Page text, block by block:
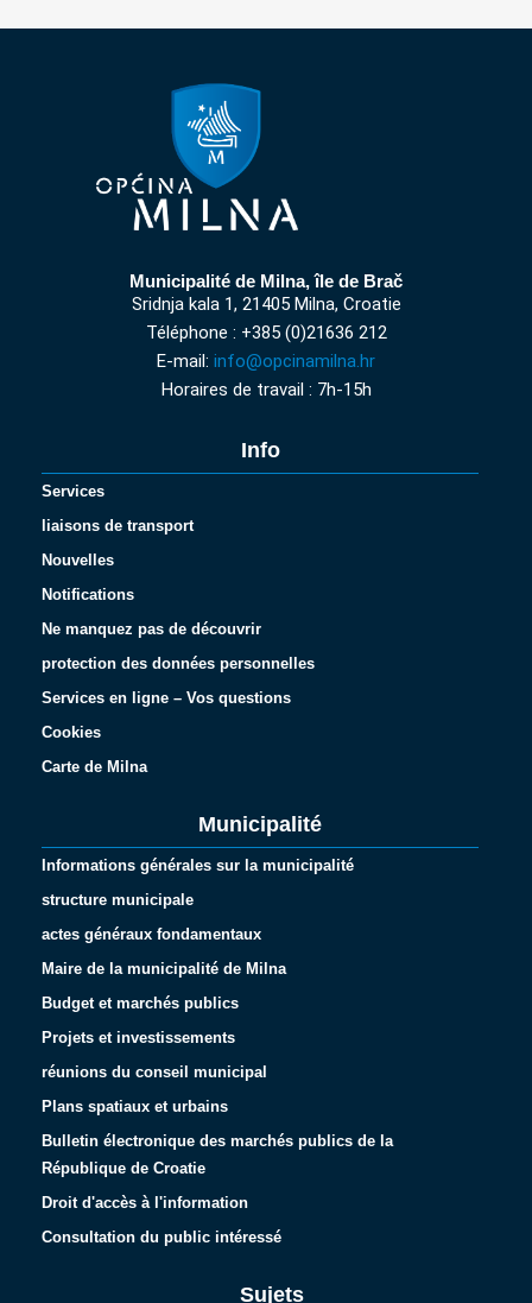
Municipalité de Milna, île de Brač
Sridnja kala 1, 21405 Milna, Croatie
Téléphone : +385 (0)21636 212
E-mail: info@opcinamilna.hr
Horaires de travail : 7h-15h
Info
Services
liaisons de transport
Nouvelles
Notifications
Ne manquez pas de découvrir
protection des données personnelles
Services en ligne – Vos questions
Cookies
Carte de Milna
Municipalité
Informations générales sur la municipalité
structure municipale
actes généraux fondamentaux
Maire de la municipalité de Milna
Budget et marchés publics
Projets et investissements
réunions du conseil municipal
Plans spatiaux et urbains
Bulletin électronique des marchés publics de la
République de Croatie
Droit d'accès à l'information
Consultation du public intéressé
Sujets